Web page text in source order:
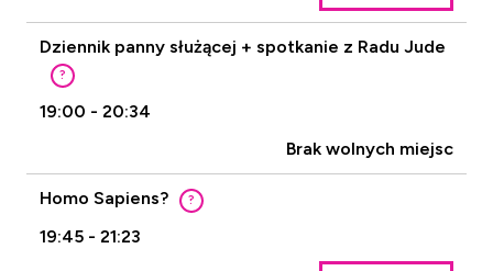
Dziennik panny służącej + spotkanie z Radu Jude
?
19:00 - 20:34
Brak wolnych miejsc
Homo Sapiens? ?
19:45 - 21:23